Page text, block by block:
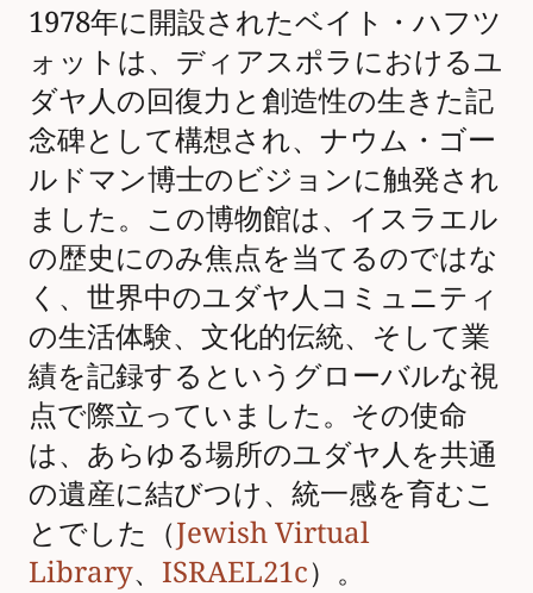
1978年に開設されたベイト・ハフツ
ォットは、ディアスポラにおけるユ
ダヤ人の回復力と創造性の生きた記
念碑として構想され、ナウム・ゴー
ルドマン博士のビジョンに触発され
ました。この博物館は、イスラエル
の歴史にのみ焦点を当てるのではな
く、世界中のユダヤ人コミュニティ
の生活体験、文化的伝統、そして業
績を記録するというグローバルな視
点で際立っていました。その使命
は、あらゆる場所のユダヤ人を共通
の遺産に結びつけ、統一感を育むこ
とでした（Jewish Virtual
Library、 ISRAEL21c）。